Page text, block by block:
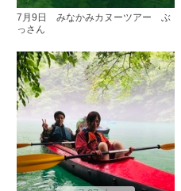
7月9日 みなかみカヌーツアー ぶ
っさん